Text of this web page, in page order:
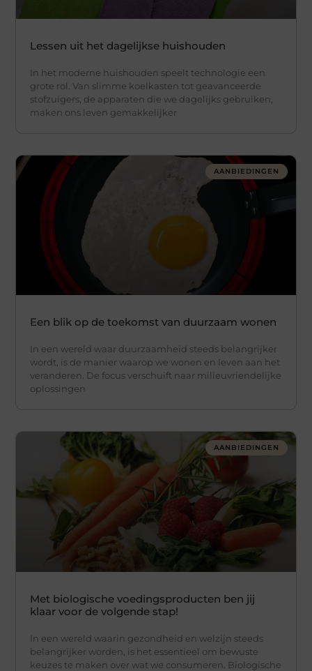
Lessen uit het dagelijkse huishouden
In het moderne huishouden speelt technologie een
grote rol. Van slimme koelkasten tot geavanceerde
stofzuigers, de apparaten die we dagelijks gebruiken,
maken ons leven gemakkelijker
AANBIEDINGEN
Een blik op de toekomst van duurzaam wonen
In een wereld waar duurzaamheid steeds belangrijker
wordt, is de manier waarop we wonen en leven aan het
veranderen. De focus verschuift naar milieuvriendelijke
oplossingen
AANBIEDINGEN
Met biologische voedingsproducten ben jij
klaar voor de volgende stap!
In een wereld waarin gezondheid en welzijn steeds
belangrijker worden, is het essentieel om bewuste
keuzes te maken over wat we consumeren. Biologische